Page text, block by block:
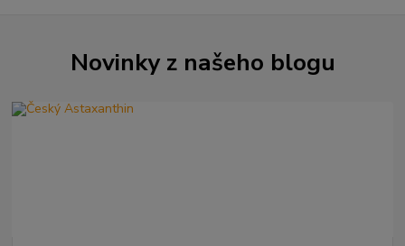
Novinky z našeho blogu